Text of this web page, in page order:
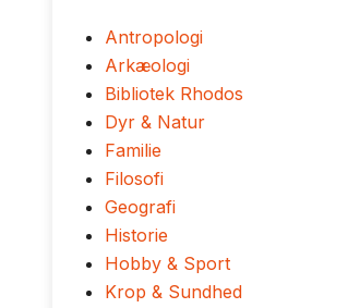
Antropologi
Arkæologi
Bibliotek Rhodos
Dyr & Natur
Familie
Filosofi
Geografi
Historie
Hobby & Sport
Krop & Sundhed